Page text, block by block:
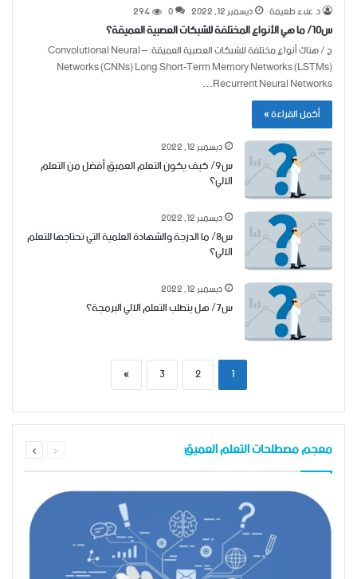
د. علاء طعيمة
ديسمبر 12, 2022 0
294
س10/ ما هي الأنواع المختلفة للشبكات العصبية العميقة؟
ج / هناك أنواع مختلفة للشبكات العصبية العميقة: – Convolutional Neural
Networks (CNNs) Long Short-Term Memory Networks (LSTMs)
Recurrent Neural Networks…
أكمل القراءة »
ديسمبر 12, 2022
س9/ كيف يكون التعلم العميق أفضل من التعلم
الآلي؟
ديسمبر 12, 2022
س8/ ما الدرجة والشهادة العلمية التي تحتاجها للتعلم
الآلي؟
ديسمبر 12, 2022
س7/ هل يتطلب التعلم الآلي البرمجة؟
1
2
3
»
معجم مصطلحات التعلم العميق الصفحة